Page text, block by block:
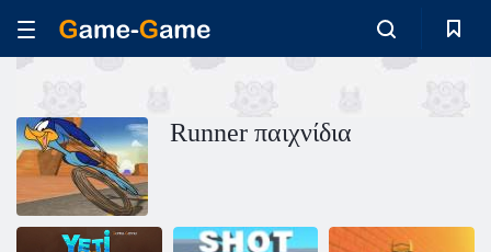
Runner παιχνίδια